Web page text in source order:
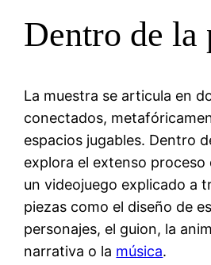
Dentro de la
La muestra se articula en
conectados,
espacios jugables. Dentro
explora el extenso proceso
un videojuego explicado a
piezas como el diseño de
personajes, el guion, la
narrativa o la música.